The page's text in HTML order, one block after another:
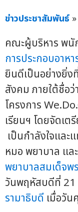
ข่าวประชาสัมพันธ์ »
คณะผู้บริหาร พนั
การประกอบอาหา
ยินดีเป็นอย่างยิ่
สังคม ภายใต้ชื่อ
โครงการ
เรียนฯ โดยจัดเ
เป็นกำลังใจแล
หมอ พยาบาล แ
พยาบาลสมเด็จพ
วันพฤหัสบดีที่
รามาธิบดี เมื่อวั